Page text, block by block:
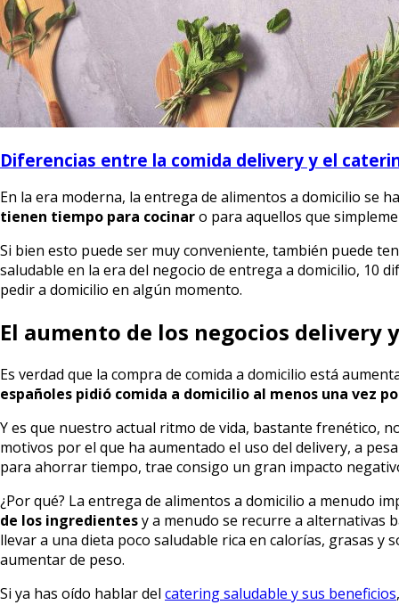
Diferencias entre la comida delivery y el
En la era moderna, la entrega de alimentos a domicilio se
tienen tiempo para cocinaro para aquellos que
Si bien esto puede ser muy conveniente, también puede
saludable en la era del negocio de entrega a domicilio, 10
pedir a domicilio en algún momento.
El aumento de los negocios delivery
Es verdad que la compra de comida a domicilio está
españoles pidió comida a domicilio al menos una vez
Y es que nuestro actual ritmo de vida, bastante frenético,
motivos por el que ha aumentado el uso del delivery, a
para ahorrar tiempo, trae consigo un gran impacto
¿Por qué? La entrega de alimentos a domicilio a menudo
de los ingredientesy a menudo se recurre a alternativas
llevar a una dieta poco saludable rica en calorías, grasas y
aumentar de peso.
Si ya has oído hablar del catering saludable y sus beneficios